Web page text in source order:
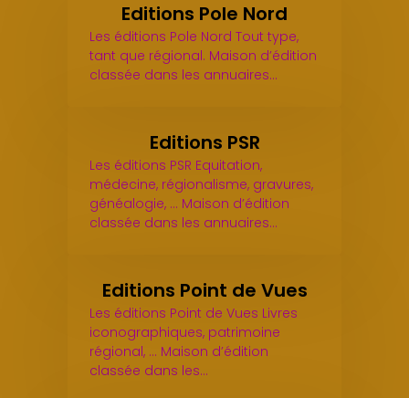
Editions Pole Nord
Les éditions Pole Nord Tout type,
tant que régional. Maison d’édition
classée dans les annuaires…
Editions PSR
Les éditions PSR Equitation,
médecine, régionalisme, gravures,
généalogie, ... Maison d’édition
classée dans les annuaires…
Editions Point de Vues
Les éditions Point de Vues Livres
iconographiques, patrimoine
régional, ... Maison d’édition
classée dans les…